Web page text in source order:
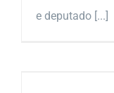
e deputado [...]